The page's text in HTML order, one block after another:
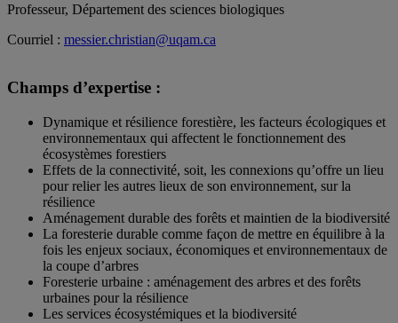
Professeur, Département des sciences biologiques
Courriel : messier.christian@uqam.ca
Champs d’expertise :
Dynamique et résilience forestière, les facteurs écologiques et
environnementaux qui affectent le fonctionnement des
écosystèmes forestiers
Effets de la connectivité, soit, les connexions qu’offre un lieu
pour relier les autres lieux de son environnement, sur la
résilience
Aménagement durable des forêts et maintien de la biodiversité
La foresterie durable comme façon de mettre en équilibre à la
fois les enjeux sociaux, économiques et environnementaux de
la coupe d’arbres
Foresterie urbaine : aménagement des arbres et des forêts
urbaines pour la résilience
Les services écosystémiques et la biodiversité